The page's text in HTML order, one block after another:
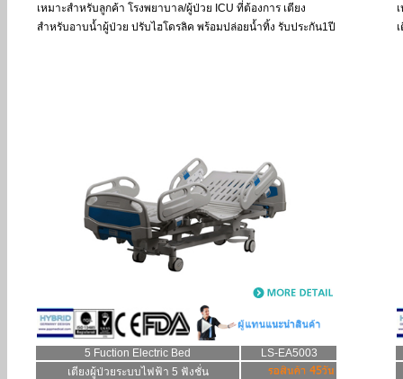
เหมาะสำหรับลูกค้า โรงพยาบาล/ผู้ป่วย ICU ที่ต้องการ เตียง
สำหรับอาบน้ำผู้ป่วย ปรับไฮโดรลิค พร้อมปล่อยน้ำทิ้ง รับประกัน1ปี
5 Fuction Electric Bed
LS-EA5003
เตียงผู้ป่วยระบบไฟฟ้า 5 ฟังชั่น